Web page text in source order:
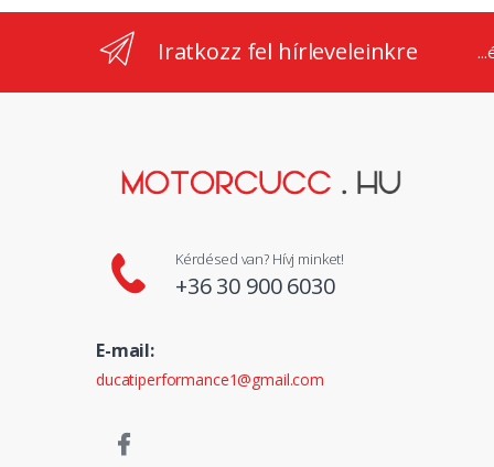
Iratkozz fel hírleveleinkre
Kérdésed van? Hívj minket!
+36 30 900 6030
E-mail:
ducatiperformance1@gmail.com